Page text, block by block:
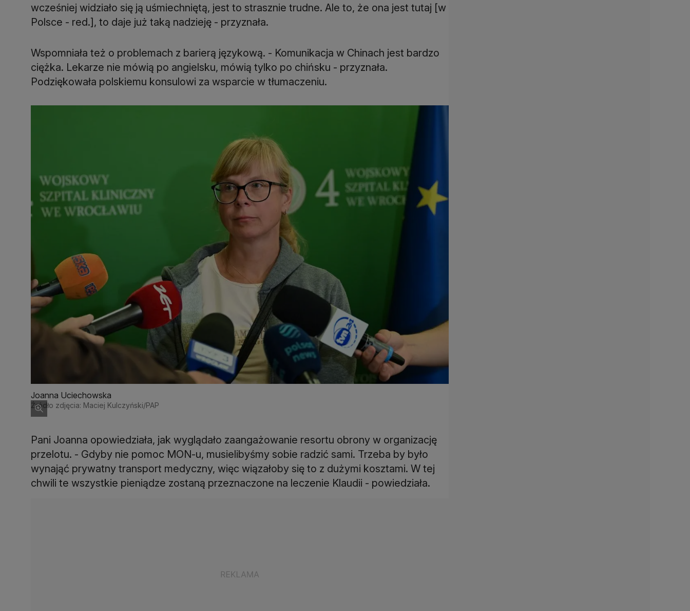
wcześniej widziało się ją uśmiechniętą, jest to strasznie trudne. Ale to, że ona jest tutaj [w
Polsce - red.], to daje już taką nadzieję - przyznała.
Wspomniała też o problemach z barierą językową. - Komunikacja w Chinach jest bardzo
ciężka. Lekarze nie mówią po angielsku, mówią tylko po chińsku - przyznała.
Podziękowała polskiemu konsulowi za wsparcie w tłumaczeniu.
Joanna Uciechowska
Źródło zdjęcia: Maciej Kulczyński/PAP
Pani Joanna opowiedziała, jak wyglądało zaangażowanie resortu obrony w organizację
przelotu. - Gdyby nie pomoc MON-u, musielibyśmy sobie radzić sami. Trzeba by było
wynająć prywatny transport medyczny, więc wiązałoby się to z dużymi kosztami. W tej
chwili te wszystkie pieniądze zostaną przeznaczone na leczenie Klaudii - powiedziała.